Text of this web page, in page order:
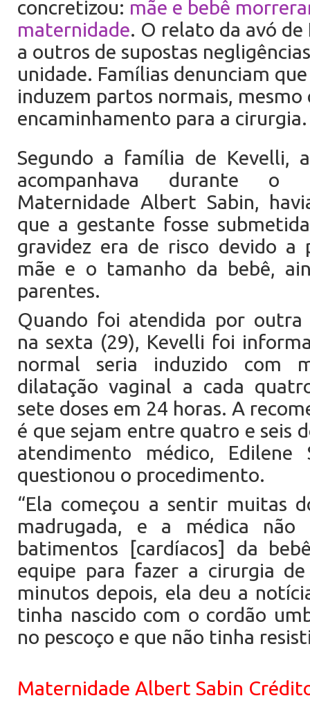
concretizou: mãe e bebê
maternidade. O relato da avó
a outros de supostas
unidade. Famílias denunciam
induzem partos normais, mesmo
encaminhamento para a cirurgia.
Segundo a família de Kevelli,
acompanhava durante o
Maternidade Albert Sabin,
que a gestante fosse
gravidez era de risco devido a
mãe e o tamanho da bebê,
parentes.
Quando foi atendida por outra
na sexta (29), Kevelli foi
normal seria induzido com
dilatação vaginal a cada
sete doses em 24 horas. A
é que sejam entre quatro e seis
atendimento médico, Edilene
questionou o procedimento.
“Ela começou a sentir muitas
madrugada, e a médica não
batimentos [cardíacos] da
equipe para fazer a cirurgia
minutos depois, ela deu a
tinha nascido com o cordão
no pescoço e que não tinha
Maternidade Albert Sabin